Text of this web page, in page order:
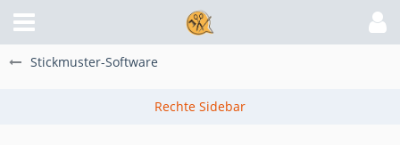
Stickmuster-Software